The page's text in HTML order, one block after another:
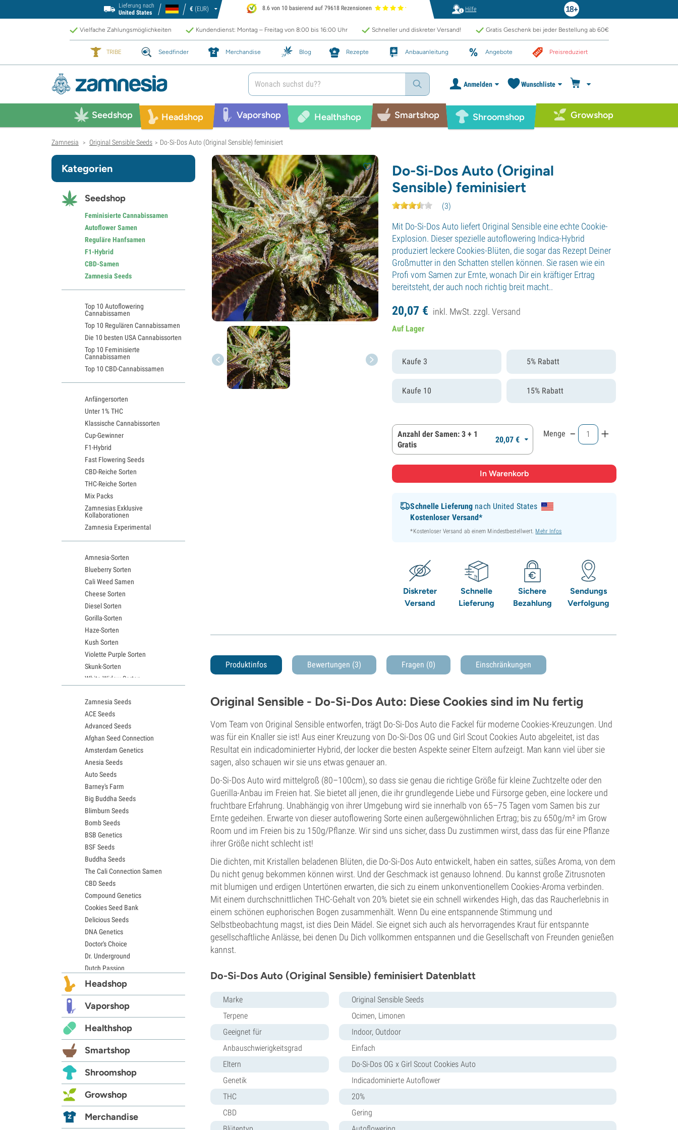
Lieferung nach
United States
€ (EUR) 8.6 von 10 basierend auf 79618 Rezensionen Hilfe
Vielfache Zahlungsmöglichkeiten Kundendienst: Montag – Freitag von 8:00 bis 16:00 Uhr Schneller und diskreter Versand! Gratis Geschenk bei jeder Bestellung ab 60€
TRIBE Seedfinder Merchandise Blog Rezepte Anbauanleitung Angebote Preisreduziert
Anmelden Wunschliste
Seedshop Headshop Vaporshop Healthshop Smartshop Shroomshop Growshop
Zamnesia > Original Sensible Seeds > Do-Si-Dos Auto (Original Sensible) feminisiert
Do-Si-Dos Auto (Original
Sensible) feminisiert
(3)
Mit Do-Si-Dos Auto liefert Original Sensible eine echte Cookie-
Explosion. Dieser spezielle autoflowering Indica-Hybrid
produziert leckere Cookies-Blüten, die sogar das Rezept Deiner
Großmutter in den Schatten stellen können. Sie rasen wie ein
Profi vom Samen zur Ernte, wonach Dir ein kräftiger Ertrag
bereitsteht, der auch noch richtig breit macht..
20,07 € inkl. MwSt. zzgl.Versand
Auf Lager
Kaufe 3 5% Rabatt
Kaufe 10 15% Rabatt
Anzahl der Samen: 3 + 1
Gratis
20,07 €
Menge - +
Schnelle Lieferung nach United States
Kostenloser Versand*
*Kostenloser Versand ab einem Mindestbestellwert. Mehr Infos
Diskreter
Versand
Schnelle
Lieferung
Sichere
Bezahlung
Sendungs
Verfolgung
Produktinfos Bewertungen (3) Fragen (0) Einschränkungen
Original Sensible - Do-Si-Dos Auto: Diese Cookies sind im Nu fertig
Vom Team von Original Sensible entworfen, trägt Do-Si-Dos Auto die Fackel für moderne Cookies-Kreuzungen. Und
was für ein Knaller sie ist! Aus einer Kreuzung von Do-Si-Dos OG und Girl Scout Cookies Auto abgeleitet, ist das
Resultat ein indicadominierter Hybrid, der locker die besten Aspekte seiner Eltern aufzeigt. Man kann viel über sie
sagen, also schauen wir sie uns etwas genauer an.
Do-Si-Dos Auto wird mittelgroß (80–100cm), so dass sie genau die richtige Größe für kleine Zuchtzelte oder den
Guerilla-Anbau im Freien hat. Sie bietet all jenen, die ihr grundlegende Liebe und Fürsorge geben, eine lockere und
fruchtbare Erfahrung. Unabhängig von ihrer Umgebung wird sie innerhalb von 65–75 Tagen vom Samen bis zur
Ernte gedeihen. Erwarte von dieser autoflowering Sorte einen außergewöhnlichen Ertrag; bis zu 650g/m² im Grow
Room und im Freien bis zu 150g/Pflanze. Wir sind uns sicher, dass Du zustimmen wirst, dass das für eine Pflanze
ihrer Größe nicht schlecht ist!
Die dichten, mit Kristallen beladenen Blüten, die Do-Si-Dos Auto entwickelt, haben ein sattes, süßes Aroma, von dem
Du nicht genug bekommen können wirst. Und der Geschmack ist genauso lohnend. Du kannst große Zitrusnoten
mit blumigen und erdigen Untertönen erwarten, die sich zu einem unkonventionellem Cookies-Aroma verbinden.
Mit einem durchschnittlichen THC-Gehalt von 20% bietet sie ein schnell wirkendes High, das das Raucherlebnis in
einem schönen euphorischen Bogen zusammenhält. Wenn Du eine entspannende Stimmung und
Selbstbeobachtung magst, ist dies Dein Mädel. Sie eignet sich auch als hervorragendes Kraut für entspannte
gesellschaftliche Anlässe, bei denen Du Dich vollkommen entspannen und die Gesellschaft von Freunden genießen
kannst.
Do-Si-Dos Auto (Original Sensible) feminisiert Datenblatt
Marke
Original Sensible Seeds
Terpene
Ocimen, Limonen
Geeignet für
Indoor, Outdoor
Anbauschwierigkeitsgrad
Einfach
Eltern
Do-Si-Dos OG x Girl Scout Cookies Auto
Genetik
Indicadominierte Autoflower
THC
20%
CBD
Gering
Kategorien
Seedshop
Feminisierte Cannabissamen
Autoflower Samen
Reguläre Hanfsamen
F1-Hybrid
CBD-Samen
Zamnesia Seeds
Top 10 Autoflowering
Cannabissamen
Top 10 Regulären Cannabissamen
Die 10 besten USA Cannabissorten
Top 10 Feminisierte
Cannabissamen
Top 10 CBD-Cannabissamen
Anfängersorten
Unter 1% THC
Klassische Cannabissorten
Cup-Gewinner
F1-Hybrid
Fast Flowering Seeds
CBD-Reiche Sorten
THC-Reiche Sorten
Mix Packs
Zamnesias Exklusive
Kollaborationen
Zamnesia Experimental
Amnesia-Sorten
Blueberry Sorten
Cali Weed Samen
Cheese Sorten
Diesel Sorten
Gorilla-Sorten
Haze-Sorten
Kush Sorten
Violette Purple Sorten
Skunk-Sorten
White Widow Sorten
Granddaddy Purple Samen
OG Kush Samen
Blue Dream Samen
Lemon Haze Samen
Bruce Banner Samen
Gelato Samen
Sour Diesel Samen
Jack Herer Samen
Girl Scout Cookies Samen
Wedding Cake Samen
Zkittlez Samen
Pineapple Express Samen
Chemdawg Samen
Hindu Kush Samen
Mimosa Samen
Zamnesia Seeds
ACE Seeds
Advanced Seeds
Afghan Seed Connection
Amsterdam Genetics
Anesia Seeds
Auto Seeds
Barney's Farm
Big Buddha Seeds
Blimburn Seeds
Bomb Seeds
BSB Genetics
BSF Seeds
Buddha Seeds
The Cali Connection Samen
CBD Seeds
Compound Genetics
Cookies Seed Bank
Delicious Seeds
DNA Genetics
Doctor's Choice
Dr. Underground
Dutch Passion
Elite Seeds
Exotic Seed
Expert Seeds
FastBuds
Female Seeds
French Touch Seeds
Garden of Green
GeneSeeds
G13 Labs
Grass-O-Matic
Headshop
Vaporshop
Healthshop
Smartshop
Shroomshop
Growshop
Merchandise